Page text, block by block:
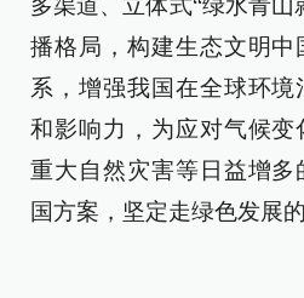
多渠道、立体式“绿水青山
播格局，构建生态文明
系，增强我国在全球环
和影响力，为应对气候变
重大自然灾害等日益增多
国方案，坚定走绿色发展